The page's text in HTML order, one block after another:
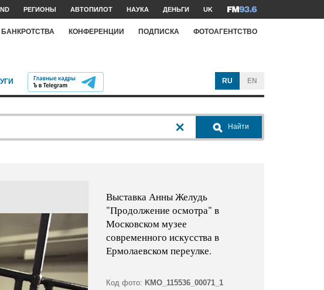
РЕГИОНЫ АВТОПИЛОТ НАУКА ДЕНЬГИ UK
БАНКРОТСТВА КОНФЕРЕНЦИИ ПОДПИСКА ФОТОАГЕНТСТВО
RU EN
Найти
Выставка Анны Желудь
"Продолжение осмотра" в
Московском музее
современного искусства в
Ермолаевском переулке.
Код фото: KMO_115536_00071_1